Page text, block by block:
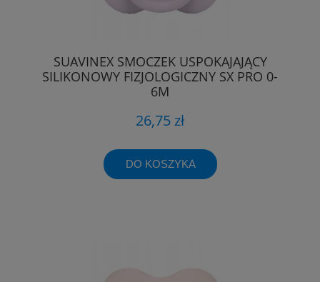
SUAVINEX SMOCZEK USPOKAJAJĄCY
SILIKONOWY FIZJOLOGICZNY SX PRO 0-
6M
26,75 zł
DO KOSZYKA